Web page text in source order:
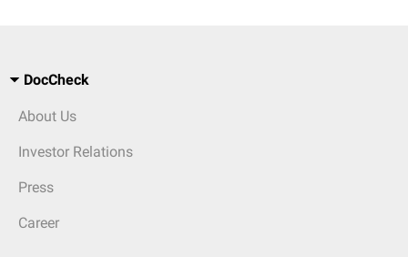
DocCheck
About Us
Investor Relations
Press
Career